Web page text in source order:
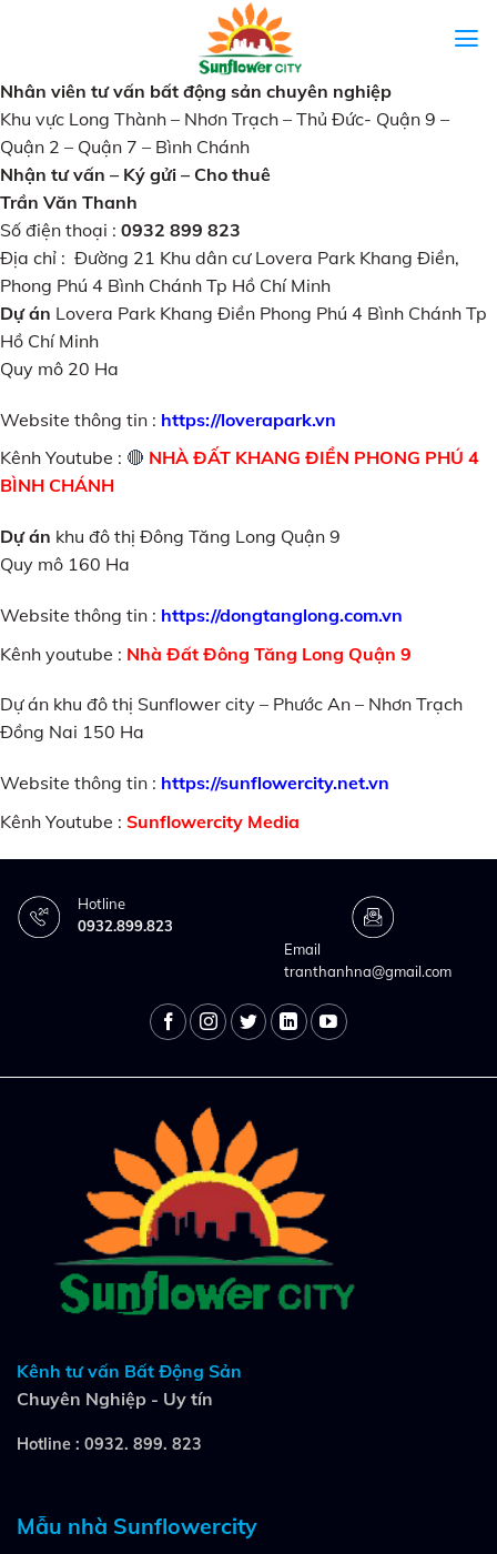
Nhân viên tư vấn bất động sản chuyên nghiệp
Khu vực Long Thành – Nhơn Trạch – Thủ Đức- Quận 9 –
Quận 2 – Quận 7 – Bình Chánh
Nhận tư vấn – Ký gửi – Cho thuê
Trần Văn Thanh
Số điện thoại : 0932 899 823
Địa chỉ : Đường 21 Khu dân cư Lovera Park Khang Điền,
Phong Phú 4 Bình Chánh Tp Hồ Chí Minh
Dự án Lovera Park Khang Điền Phong Phú 4 Bình Chánh Tp
Hồ Chí Minh
Quy mô 20 Ha
Website thông tin : https://loverapark.vn
Kênh Youtube : 🔴 NHÀ ĐẤT KHANG ĐIỀN PHONG PHÚ 4
BÌNH CHÁNH
Dự án khu đô thị Đông Tăng Long Quận 9
Quy mô 160 Ha
Website thông tin : https://dongtanglong.com.vn
Kênh youtube : Nhà Đất Đông Tăng Long Quận 9
Dự án khu đô thị Sunflower city – Phước An – Nhơn Trạch
Đồng Nai 150 Ha
Website thông tin : https://sunflowercity.net.vn
Kênh Youtube : Sunflowercity Media
Hotline
0932.899.823
Email
tranthanhna@gmail.com
Kênh tư vấn Bất Động Sản
Chuyên Nghiệp - Uy tín
Hotline : 0932. 899. 823
Mẫu nhà Sunflowercity